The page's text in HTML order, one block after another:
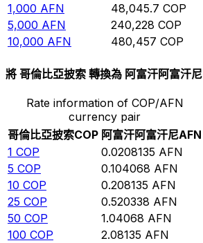
1,000 AFN 48,045.7 COP
5,000 AFN 240,228 COP
10,000 AFN 480,457 COP
將 哥倫比亞披索 轉換為 阿富汗阿富汗尼
Rate information of COP/AFN
currency pair
哥倫比亞披索COP 阿富汗阿富汗尼AFN
1 COP 0.0208135 AFN
5 COP 0.104068 AFN
10 COP 0.208135 AFN
25 COP 0.520338 AFN
50 COP 1.04068 AFN
100 COP 2.08135 AFN